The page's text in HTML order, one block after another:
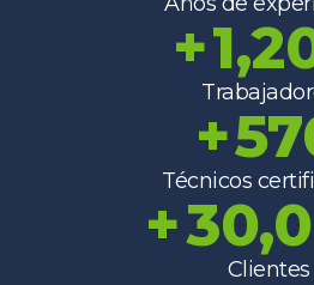
+
+
Técnicos
+
Clientes